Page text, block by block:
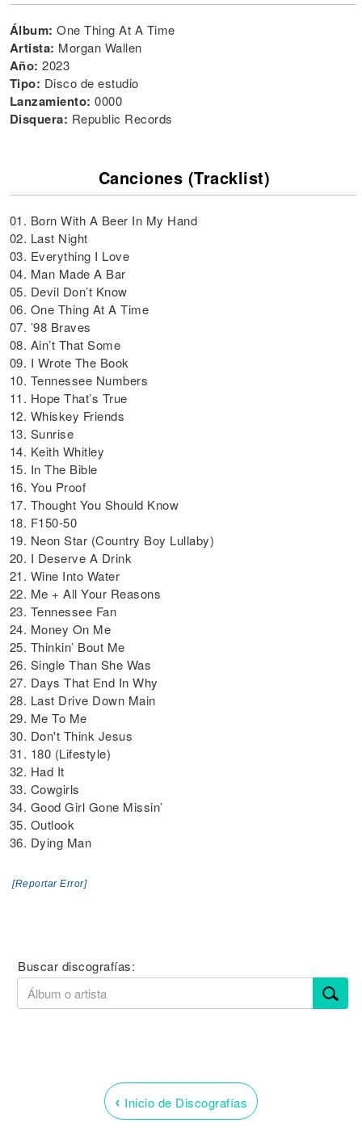
Álbum: One Thing At A Time
Artista: Morgan Wallen
Año: 2023
Tipo: Disco de estudio
Lanzamiento: 0000
Disquera: Republic Records
Canciones (Tracklist)
01. Born With A Beer In My Hand
02. Last Night
03. Everything I Love
04. Man Made A Bar
05. Devil Don’t Know
06. One Thing At A Time
07. ’98 Braves
08. Ain’t That Some
09. I Wrote The Book
10. Tennessee Numbers
11. Hope That’s True
12. Whiskey Friends
13. Sunrise
14. Keith Whitley
15. In The Bible
16. You Proof
17. Thought You Should Know
18. F150-50
19. Neon Star (Country Boy Lullaby)
20. I Deserve A Drink
21. Wine Into Water
22. Me + All Your Reasons
23. Tennessee Fan
24. Money On Me
25. Thinkin’ Bout Me
26. Single Than She Was
27. Days That End In Why
28. Last Drive Down Main
29. Me To Me
30. Don't Think Jesus
31. 180 (Lifestyle)
32. Had It
33. Cowgirls
34. Good Girl Gone Missin’
35. Outlook
36. Dying Man
[Reportar Error]
Buscar discografías:
‹ Inicio de Discografías